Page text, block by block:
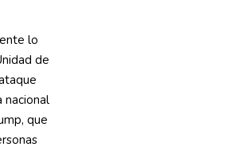
lo
de
nacional
que